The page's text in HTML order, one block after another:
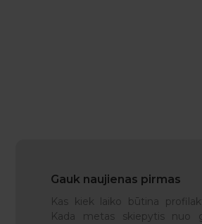
Gauk naujienas pirmas
Kas kiek laiko būtina
Kada metas skiepytis nuo